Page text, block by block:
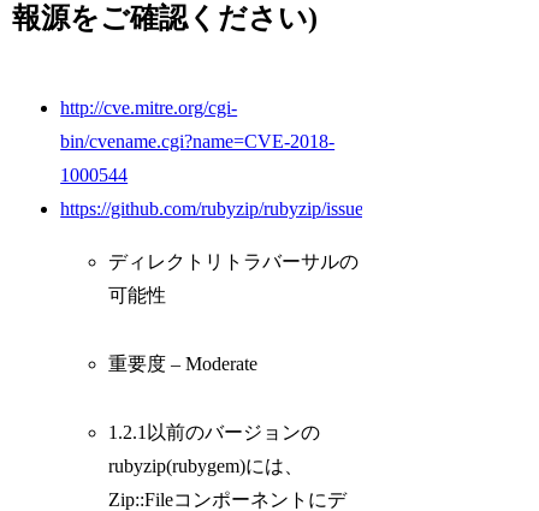
報源をご確認ください)
http://cve.mitre.org/cgi-
bin/cvename.cgi?name=CVE-2018-
1000544
https://github.com/rubyzip/rubyzip/issues/369
ディレクトリトラバーサルの
可能性
重要度 – Moderate
1.2.1以前のバージョンの
rubyzip(rubygem)には、
Zip::Fileコンポーネントにデ